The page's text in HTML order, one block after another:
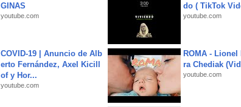
GINAS
youtube.com
do ( TikTok
youtube.com
COVID-19 | Anuncio de Alb
erto Fernández, Axel Kicill
of y Hor...
youtube.com
ROMA -
ra Chediak
youtube.com